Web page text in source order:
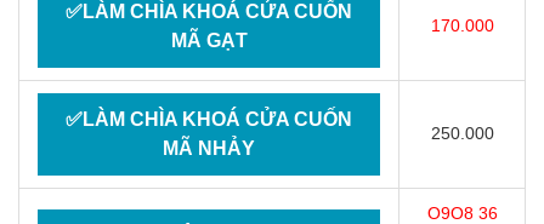
✅LÀM CHÌA KHOÁ CỬA CUỐN
MÃ GẠT
170.000
✅LÀM CHÌA KHOÁ CỬA CUỐN
MÃ NHẢY
250.000
O9O8 36